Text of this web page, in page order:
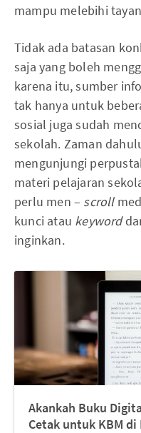
mampu melebihi
Tidak ada batasan
saja yang boleh
karena itu, sumber
tak hanya untuk
sosial juga sudah
sekolah. Zaman
mengunjungi
materi pelajaran
perlu men – scroll
kunci atau keyword
inginkan.
Akankah Buku
Cetak untuk KBM di